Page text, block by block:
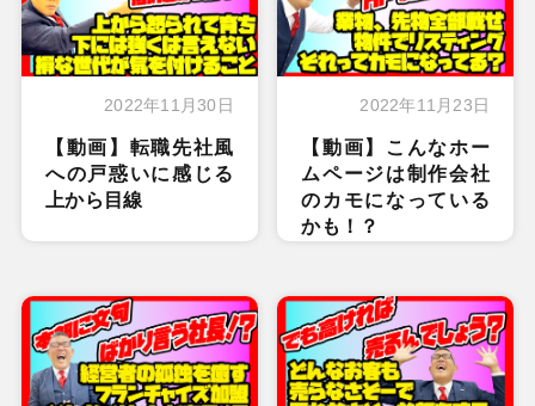
2022年11月30日
【動画】転職先社風
への戸惑いに感じる
上から目線
2022年11月23日
【動画】こんなホー
ムページは制作会社
のカモになっている
かも！？